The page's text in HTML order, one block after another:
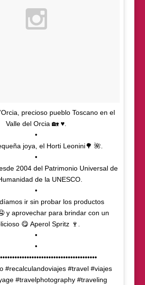
precioso pueblo Toscano en el
Valle del Orcia 🏡 ♥️.
•
joya, el Horti Leonini🌳 🌺.
•
2004 del Patrimonio Universal de
de la UNESCO.
•
ir sin probar los productos
y aprovechar para brindar con un
😋 Aperol Spritz 🍷.
•
•
#recalculandoviajes #travel #viajes
#travelphotography #traveling